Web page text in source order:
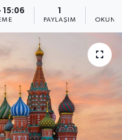
15:06 1
PAYLAŞIM